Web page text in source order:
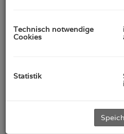
Zinshaus/Renditeobjekt in
perfekte Gelegenheit, von der
Mit einer großzügigen Fläche
baugenehmigten
Nutzungsmöglichkeiten. Ob
oder als Teil Ihres
Möglichkeiten werden Sie
Technisch notwendige
Cookies
Statistik